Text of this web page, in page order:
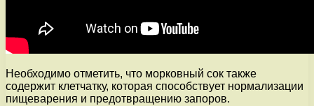
Необходимо отметить, что морковный сок также
содержит клетчатку, которая способствует нормализации
пищеварения и предотвращению запоров.